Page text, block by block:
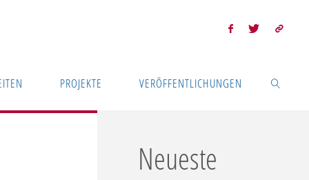
PROJEKTE VERÖFFENTLICHUNGEN
Neueste